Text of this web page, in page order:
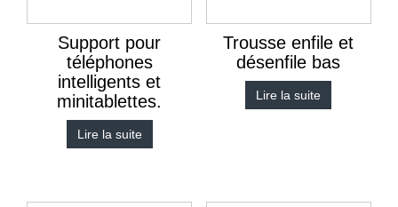
Support pour
téléphones
intelligents et
minitablettes.
Lire la suite
Trousse enfile et
désenfile bas
Lire la suite